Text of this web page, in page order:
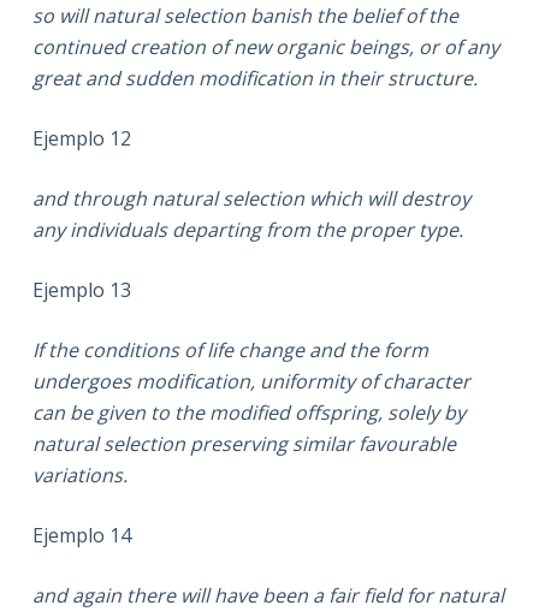
so will natural selection banish the belief of the
continued creation of new organic beings, or of any
great and sudden modification in their structure.
Ejemplo 12
and through natural selection which will destroy
any individuals departing from the proper type.
Ejemplo 13
If the conditions of life change and the form
undergoes modification, uniformity of character
can be given to the modified offspring, solely by
natural selection preserving similar favourable
variations.
Ejemplo 14
and again there will have been a fair field for natural